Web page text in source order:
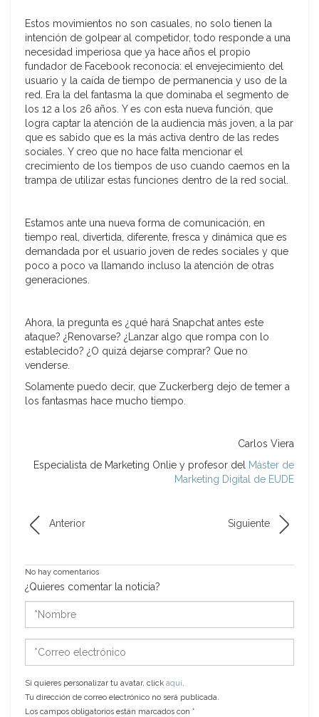
Estos movimientos no son casuales, no solo tienen la
intención de golpear al competidor, todo responde a una
necesidad imperiosa que ya hace años el propio
fundador de Facebook reconocía: el envejecimiento del
usuario y la caída de tiempo de permanencia y uso de la
red. Era la del fantasma la que dominaba el segmento de
los 12 a los 26 años. Y es con esta nueva función, que
logra captar la atención de la audiencia más joven, a la par
que es sabido que es la más activa dentro de las redes
sociales. Y creo que no hace falta mencionar el
crecimiento de los tiempos de uso cuando caemos en la
trampa de utilizar estas funciones dentro de la red social.
Estamos ante una nueva forma de comunicación, en
tiempo real, divertida, diferente, fresca y dinámica que es
demandada por el usuario joven de redes sociales y que
poco a poco va llamando incluso la atención de otras
generaciones.
Ahora, la pregunta es ¿qué hará Snapchat antes este
ataque? ¿Renovarse? ¿Lanzar algo que rompa con lo
establecido? ¿O quizá dejarse comprar? Que no
venderse.
Solamente puedo decir, que Zuckerberg dejo de temer a
los fantasmas hace mucho tiempo.
Carlos Viera
Especialista de Marketing Onlie y profesor del Máster de
Marketing Digital de EUDE
Anterior Siguiente
No hay comentarios
¿Quieres comentar la noticia?
*Nombre
*Correo
electrónico
Si quieres personalizar tu avatar, click aquí.
Tu dirección de correo electrónico no será publicada.
Los campos obligatorios están marcados con *